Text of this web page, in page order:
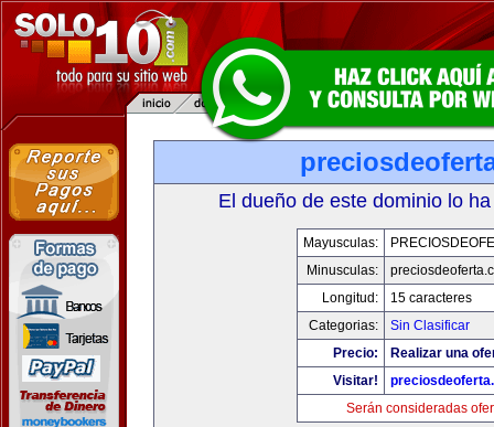
El dueño de este dominio lo
Mayusculas:
Minusculas:
Longitud:
15 caracteres
Categorias:
Sin Clasificar
Precio:
Realizar una
Visitar!
Serán consideradas